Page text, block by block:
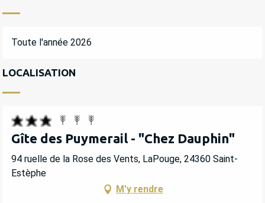
Toute l'année 2026
LOCALISATION
Gîte des Puymerail - "Chez Dauphin"
94 ruelle de la Rose des Vents, LaPouge, 24360 Saint-
Estèphe
M'y rendre